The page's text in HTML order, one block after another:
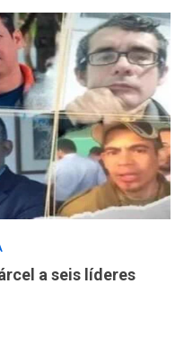
a seis líderes
Y CARIBE
con drones